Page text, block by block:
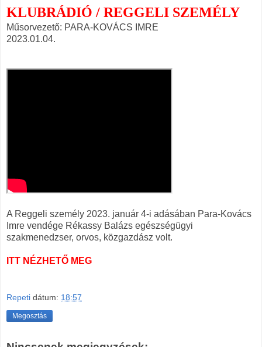
KLUBRÁDIÓ / REGGELI SZEMÉLY
Műsorvezető: PARA-KOVÁCS IMRE
2023.01.04.
A Reggeli személy 2023. január 4-i adásában Para-Kovács
Imre vendége Rékassy Balázs egészségügyi
szakmenedzser, orvos, közgazdász volt.
ITT NÉZHETŐ MEG
Repeti dátum: 18:57
Megosztás